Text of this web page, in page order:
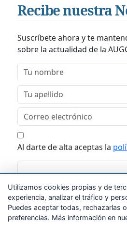
Recibe nuestra
Suscríbete ahora y te
sobre la actualidad de la
Al darte de alta aceptas la
Utilizamos cookies propias y de
experiencia, analizar el tráfico y
Puedes aceptar todas, rechazarlas
preferencias. Más información en